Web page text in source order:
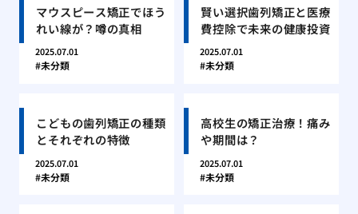
マウスピース矯正でほう
れい線が？噂の真相
2025.07.01
未分類
賢い選択歯列矯正と医療
費控除で未来の健康投資
2025.07.01
未分類
こどもの歯列矯正の種類
とそれぞれの特徴
2025.07.01
未分類
高校生の矯正治療！痛み
や期間は？
2025.07.01
未分類